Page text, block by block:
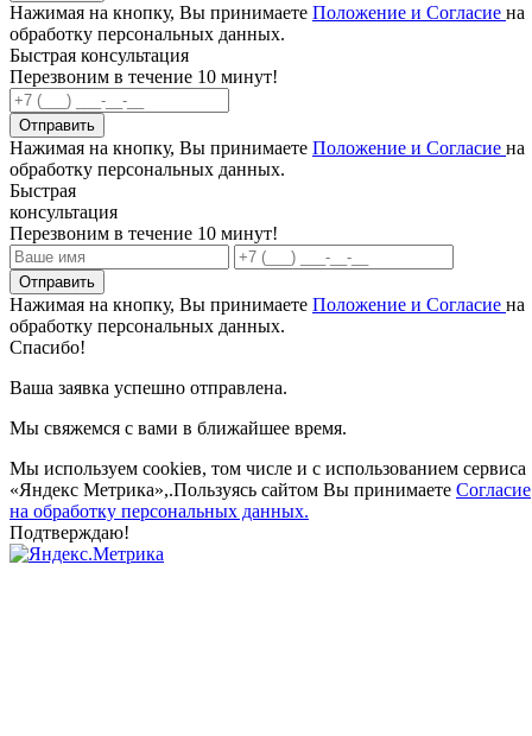
Нажимая на кнопку, Вы принимаете Положение и Согласие на
обработку персональных данных.
Быстрая консультация
Перезвоним в течение 10 минут!
Отправить
Нажимая на кнопку, Вы принимаете Положение и Согласие на
обработку персональных данных.
Быстрая
консультация
Перезвоним в течение 10 минут!
Отправить
Нажимая на кнопку, Вы принимаете Положение и Согласие на
обработку персональных данных.
Спасибо!
Ваша заявка успешно отправлена.
Мы свяжемся с вами в ближайшее время.
Мы используем cookieв, том числе и с использованием сервиса
«Яндекс Метрика»,.Пользуясь сайтом Вы принимаете Согласие
на обработку персональных данных.
Подтверждаю!